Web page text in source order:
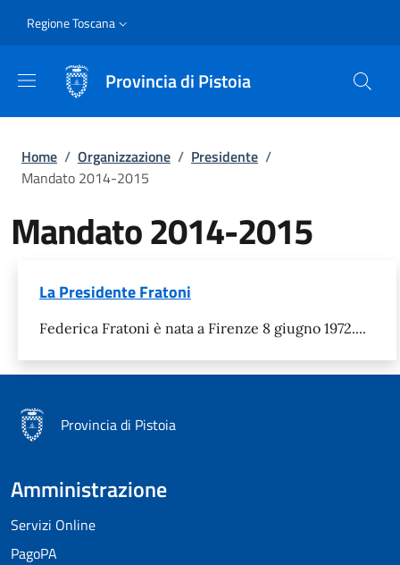
Slim
Regione Toscana
Provincia di Pistoia
Briciole di pane
Home / Organizzazione / Presidente /
Mandato 2014-2015
Mandato 2014-2015
La Presidente Fratoni
Federica Fratoni è nata a Firenze 8 giugno 1972....
Provincia di Pistoia
Amministrazione
Servizi Online
PagoPA